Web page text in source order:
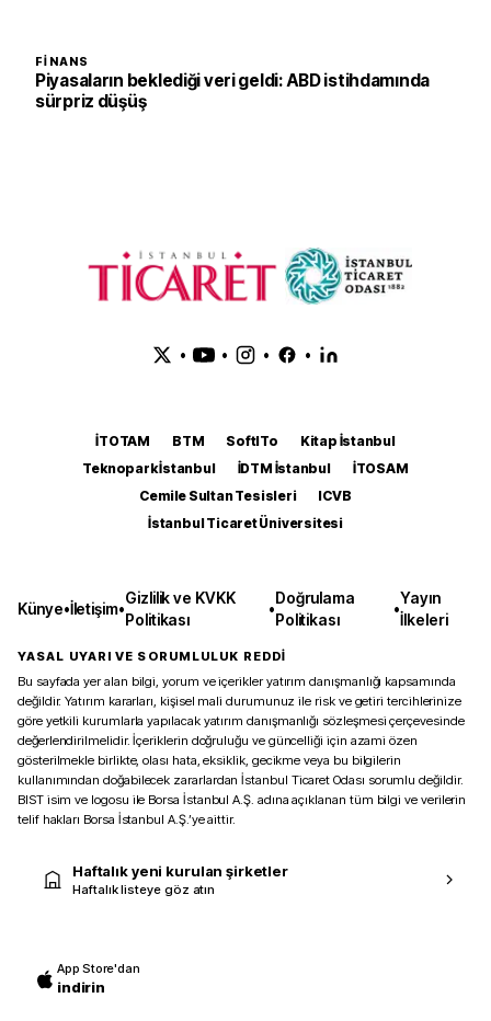
FINANS
Piyasaların beklediği veri geldi: ABD istihdamında
sürpriz düşüş
• • • •
İTOTAM BTM SoftITo
Kitap İstanbul
Teknopark İstanbul
İDTM İstanbul
İTOSAM
Cemile Sultan Tesisleri
ICVB
İstanbul Ticaret Üniversitesi
Künye•İletişim•
Gizlilik ve KVKK
Politikası
•
Doğrulama
Politikası
•
Yayın
İlkeleri
YASAL UYARI VE SORUMLULUK REDDİ
Bu sayfada yer alan bilgi, yorum ve içerikler yatırım danışmanlığı kapsamında
değildir. Yatırım kararları, kişisel mali durumunuz ile risk ve getiri tercihlerinize
göre yetkili kurumlarla yapılacak yatırım danışmanlığı sözleşmesi çerçevesinde
değerlendirilmelidir. İçeriklerin doğruluğu ve güncelliği için azami özen
gösterilmekle birlikte, olası hata, eksiklik, gecikme veya bu bilgilerin
kullanımından doğabilecek zararlardan İstanbul Ticaret Odası sorumlu değildir.
BIST isim ve logosu ile Borsa İstanbul A.Ş. adına açıklanan tüm bilgi ve verilerin
telif hakları Borsa İstanbul A.Ş.’ye aittir.
Haftalık yeni kurulan şirketler
Haftalık listeye göz atın
App Store'dan
indirin